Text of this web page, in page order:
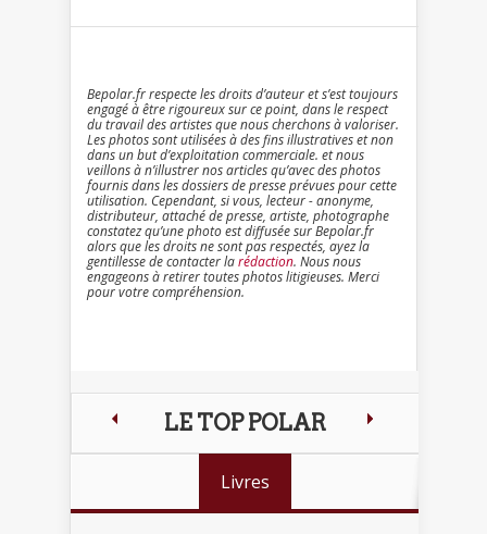
Bepolar.fr respecte les droits d’auteur et s’est toujours
engagé à être rigoureux sur ce point, dans le respect
du travail des artistes que nous cherchons à valoriser.
Les photos sont utilisées à des fins illustratives et non
dans un but d’exploitation commerciale. et nous
veillons à n’illustrer nos articles qu’avec des photos
fournis dans les dossiers de presse prévues pour cette
utilisation. Cependant, si vous, lecteur - anonyme,
distributeur, attaché de presse, artiste, photographe
constatez qu’une photo est diffusée sur Bepolar.fr
alors que les droits ne sont pas respectés, ayez la
gentillesse de contacter larédaction. Nous nous
engageons à retirer toutes photos litigieuses. Merci
pour votre compréhension.
LE TOP POLAR
Livres